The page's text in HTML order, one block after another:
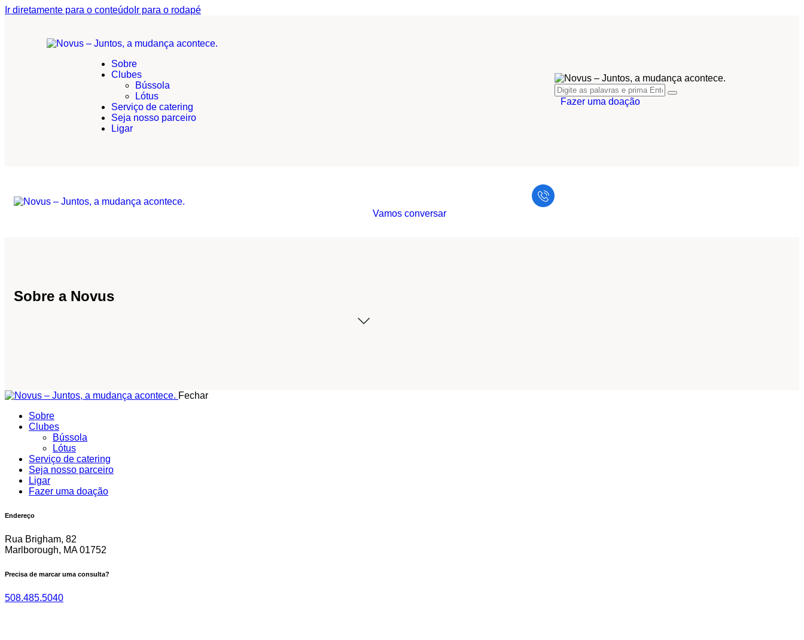
Ir diretamente para o conteúdo Ir para o rodapé
Sobre
Clubes
Bússola
Lótus
Serviço de catering
Seja nosso parceiro
Ligar
Fazer uma doação
Vamos conversar
Sobre a Novus
Fechar
Sobre
Clubes
Bússola
Lótus
Serviço de catering
Seja nosso parceiro
Ligar
Fazer uma doação
Endereço
Rua Brigham, 82
Marlborough, MA 01752
Precisa de marcar uma consulta?
508.485.5040